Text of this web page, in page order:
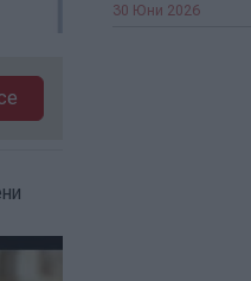
30 Юни 2026